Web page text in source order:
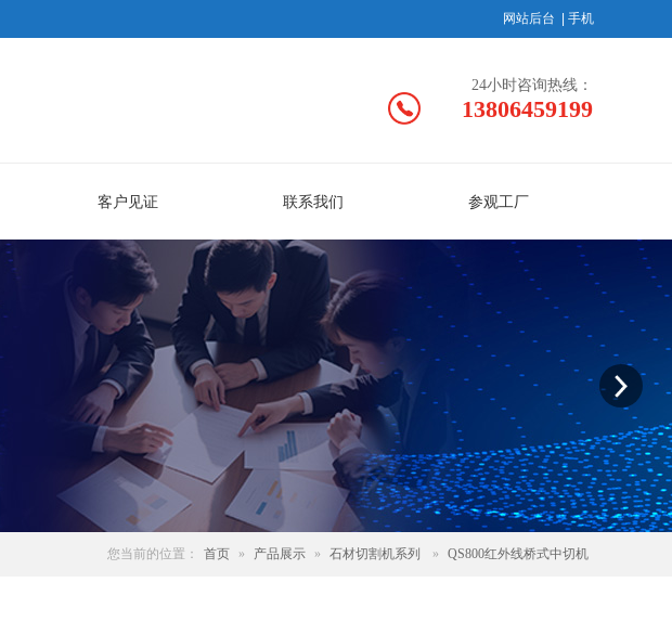
网站后台 手机
24小时咨询热线：
13806459199
客户见证 联系我们 参观工厂
您当前的位置： 首页 » 产品展示 » 石材切割机系列 » QS800红外线桥式中切机